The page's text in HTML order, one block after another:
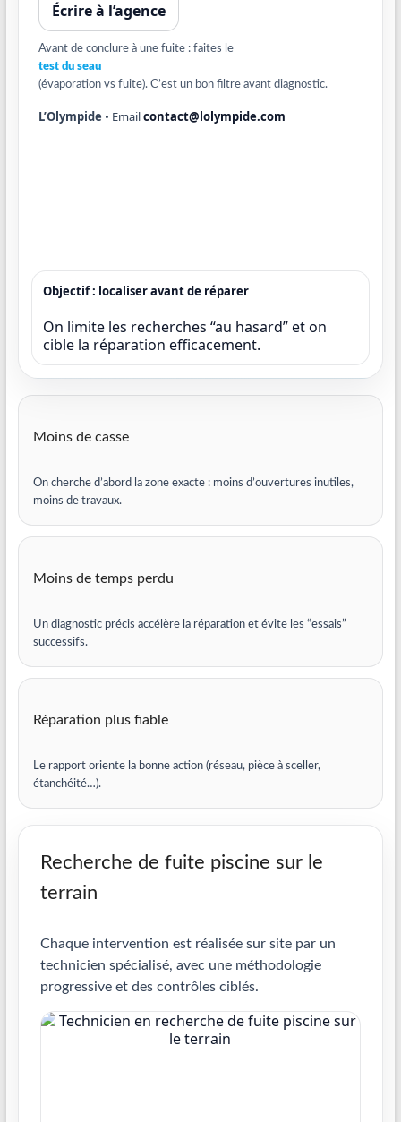
Écrire à l’agence
Avant de conclure à une fuite : faites le
test du seau
(évaporation vs fuite). C’est un bon filtre avant diagnostic.
L’Olympide • Emailcontact@lolympide.com
Objectif : localiser avant de réparer
On limite les recherches “au hasard” et on
cible la réparation efficacement.
Moins de casse
On cherche d’abord la zone exacte : moins d’ouvertures inutiles,
moins de travaux.
Moins de temps perdu
Un diagnostic précis accélère la réparation et évite les “essais”
successifs.
Réparation plus fiable
Le rapport oriente la bonne action (réseau, pièce à sceller,
étanchéité…).
Recherche de fuite piscine sur le
terrain
Chaque intervention est réalisée sur site par un
technicien spécialisé, avec une méthodologie
progressive et des contrôles ciblés.